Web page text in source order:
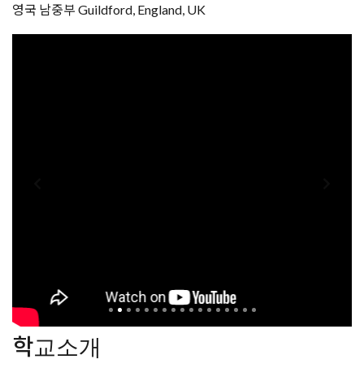
영국 남중부 Guildford, England, UK
학교소개